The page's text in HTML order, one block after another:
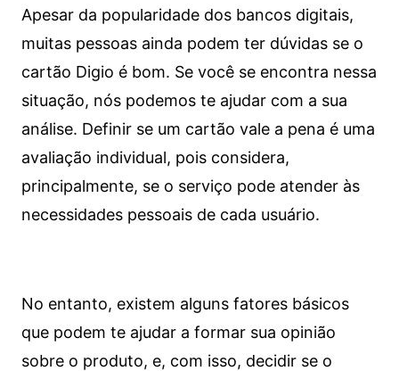
Apesar da popularidade dos bancos digitais,
muitas pessoas ainda podem ter dúvidas se o
cartão Digio é bom. Se você se encontra nessa
situação, nós podemos te ajudar com a sua
análise. Definir se um cartão vale a pena é uma
avaliação individual, pois considera,
principalmente, se o serviço pode atender às
necessidades pessoais de cada usuário.
No entanto, existem alguns fatores básicos
que podem te ajudar a formar sua opinião
sobre o produto, e, com isso, decidir se o